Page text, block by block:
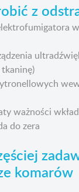
z
ważności
do zera
komarów